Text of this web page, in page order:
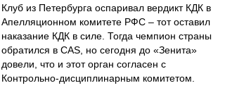
Клуб из Петербурга оспаривал вердикт КДК в
Апелляционном комитете РФС – тот оставил
наказание КДК в силе. Тогда чемпион страны
обратился в СAS, но сегодня до «Зенита»
довели, что и этот орган согласен с
Контрольно-дисциплинарным комитетом.